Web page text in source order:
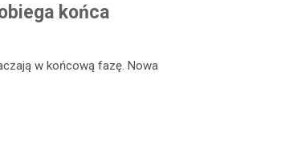
końca
w końcową fazę. Nowa